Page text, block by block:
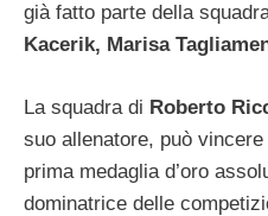
già fatto parte della
Kacerik, Marisa
La squadra di Roberto
suo allenatore, può
prima medaglia d’oro
dominatrice delle